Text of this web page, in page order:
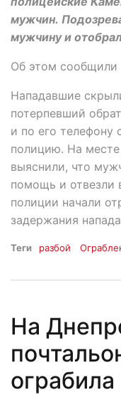
мужчин.
мужчину и
Об этом сообщили
Нападавшие
потерпевший
и по его телефону
полицию. На
выяснили, что
помощь и отвезли
полиции начали
задержания
Теги разбой
На